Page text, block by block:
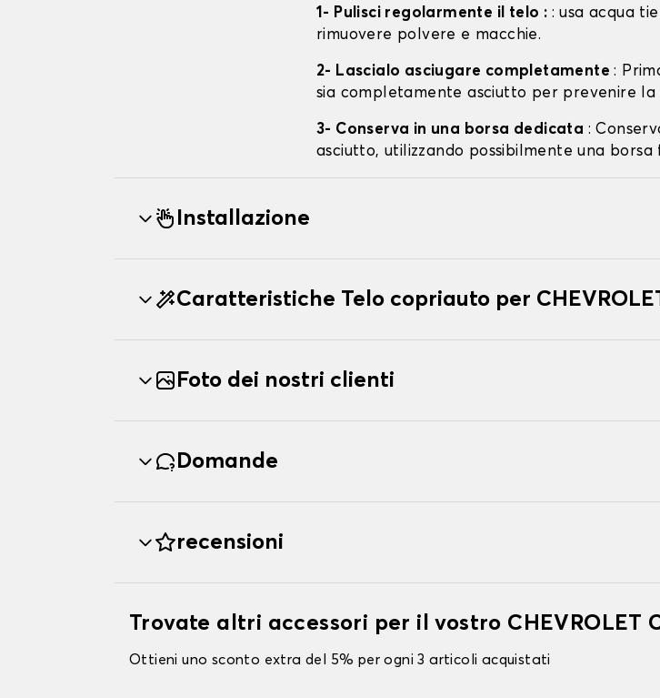
1- Pulisci regolarmente il telo : : usa acqua
rimuovere polvere e macchie.
2- Lascialo asciugare completamente:
sia completamente asciutto per prevenire la
3- Conserva in una borsa dedicata :
asciutto, utilizzando possibilmente una
Installazione
Caratteristiche Telo copriauto per
Foto dei nostri clienti
Domande
recensioni
Trovate altri accessori per il vostro CHEVROLET
Ottieni uno sconto extra del 5% per ogni 3 articoli acquistati